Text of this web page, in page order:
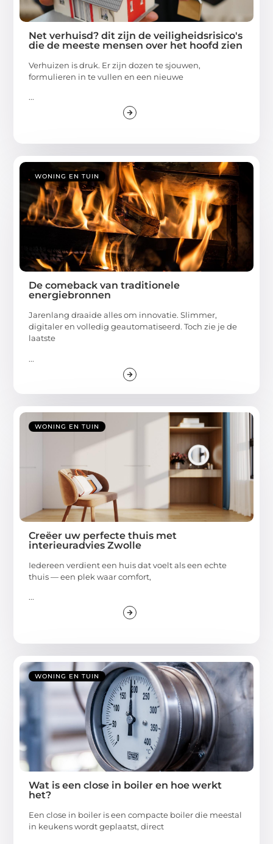
Net verhuisd? dit zijn de veiligheidsrisico's
die de meeste mensen over het hoofd zien
Verhuizen is druk. Er zijn dozen te sjouwen,
formulieren in te vullen en een nieuwe
...
WONING EN TUIN
De comeback van traditionele
energiebronnen
Jarenlang draaide alles om innovatie. Slimmer,
digitaler en volledig geautomatiseerd. Toch zie je de
laatste
...
WONING EN TUIN
Creëer uw perfecte thuis met
interieuradvies Zwolle
Iedereen verdient een huis dat voelt als een echte
thuis — een plek waar comfort,
...
WONING EN TUIN
Wat is een close in boiler en hoe werkt
het?
Een close in boiler is een compacte boiler die meestal
in keukens wordt geplaatst, direct